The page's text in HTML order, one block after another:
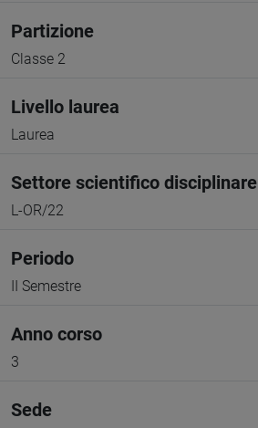
Partizione
Classe 2
Livello laurea
Laurea
Settore scientifico disciplinare
L-OR/22
Periodo
II Semestre
Anno corso
3
Sede